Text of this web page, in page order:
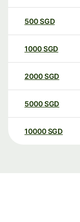
500SGD
1000SGD
2000SGD
5000SGD
10000 SGD